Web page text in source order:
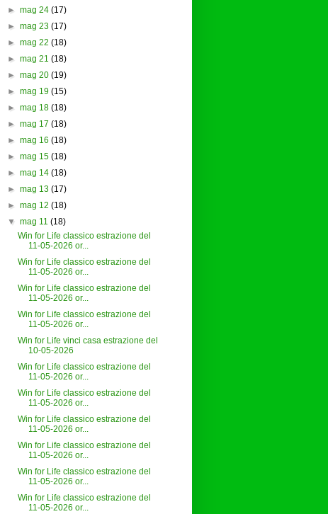
► mag 24 (17)
► mag 23 (17)
► mag 22 (18)
► mag 21 (18)
► mag 20 (19)
► mag 19 (15)
► mag 18 (18)
► mag 17 (18)
► mag 16 (18)
► mag 15 (18)
► mag 14 (18)
► mag 13 (17)
► mag 12 (18)
▼ mag 11 (18)
Win for Life classico estrazione del
11-05-2026 or...
Win for Life classico estrazione del
11-05-2026 or...
Win for Life classico estrazione del
11-05-2026 or...
Win for Life classico estrazione del
11-05-2026 or...
Win for Life vinci casa estrazione del
10-05-2026
Win for Life classico estrazione del
11-05-2026 or...
Win for Life classico estrazione del
11-05-2026 or...
Win for Life classico estrazione del
11-05-2026 or...
Win for Life classico estrazione del
11-05-2026 or...
Win for Life classico estrazione del
11-05-2026 or...
Win for Life classico estrazione del
11-05-2026 or...